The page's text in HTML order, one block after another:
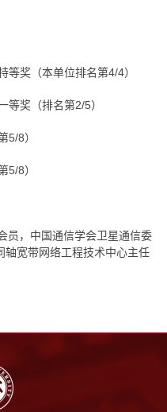
等奖（本单位排名第4/4）
等奖（排名第2/5）
5/8）
5/8）
员，中国通信学会卫星通信委
轴宽带网络工程技术中心主任